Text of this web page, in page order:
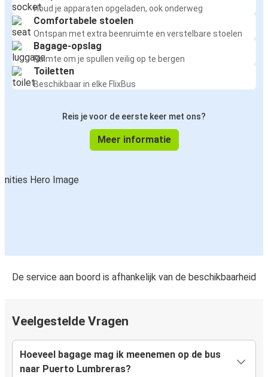
Houd je apparaten opgeladen, ook onderweg
Comfortabele stoelen
Ontspan met extra beenruimte en verstelbare stoelen
Bagage-opslag
Ruimte om je spullen veilig op te bergen
Toiletten
Beschikbaar in elke FlixBus
Reis je voor de eerste keer met ons?
Meer informatie
De service aan boord is afhankelijk van de beschikbaarheid
Veelgestelde Vragen
Hoeveel bagage mag ik meenemen op de bus
naar Puerto Lumbreras?